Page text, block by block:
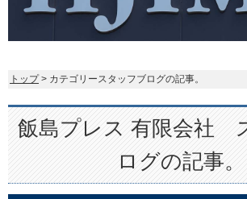
トップ> カテゴリースタッフブログの記事。
飯島プレス 有限会社
ログの記事。